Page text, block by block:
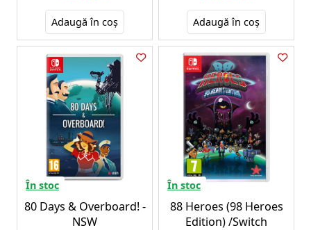
Adaugă în coş Adaugă în coş
În stoc
80 Days & Overboard! -
NSW
În stoc
88 Heroes (98 Heroes
Edition) /Switch